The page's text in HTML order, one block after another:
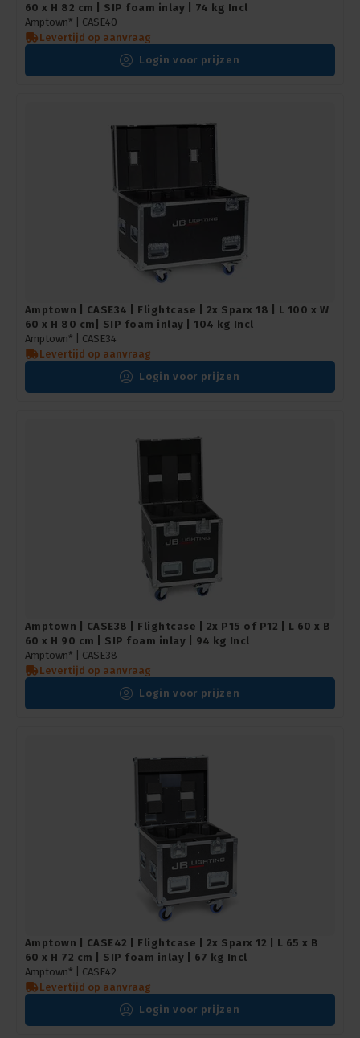
60 x H 82 cm | SIP foam inlay | 74 kg Incl
Amptown* | CASE40
Levertijd op aanvraag
Login voor prijzen
Amptown | CASE34 | Flightcase | 2x Sparx 18 | L 100 x W
60 x H 80 cm| SIP foam inlay | 104 kg Incl
Amptown* | CASE34
Levertijd op aanvraag
Login voor prijzen
Amptown | CASE38 | Flightcase | 2x P15 of P12 | L 60 x B
60 x H 90 cm | SIP foam inlay | 94 kg Incl
Amptown* | CASE38
Levertijd op aanvraag
Login voor prijzen
Amptown | CASE42 | Flightcase | 2x Sparx 12 | L 65 x B
60 x H 72 cm | SIP foam inlay | 67 kg Incl
Amptown* | CASE42
Levertijd op aanvraag
Login voor prijzen